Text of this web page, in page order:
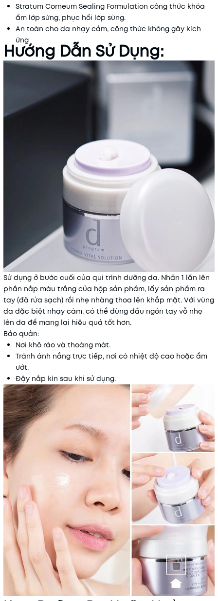
Stratum Corneum Sealing Formulation công thức khóa
ẩm lớp sừng, phục hồi lớp sừng.
An toàn cho da nhạy cảm, công thức không gây kích
ứng
Hướng Dẫn Sử Dụng:
Sử dụng ở bước cuối của qui trình dưỡng da. Nhấn 1 lần lên
phần nắp màu trắng của hộp sản phẩm, lấy sản phẩm ra
tay (đã rửa sạch) rồi nhẹ nhàng thoa lên khắp mặt. Với vùng
da đặc biệt nhạy cảm, có thể dùng đầu ngón tay vỗ nhẹ
lên da để mang lại hiệu quả tốt hơn.
Bảo quản:
Nơi khô ráo và thoáng mát.
Tránh ánh nắng trực tiếp, nơi có nhiệt độ cao hoặc ẩm
ướt.
Đậy nắp kín sau khi sử dụng.